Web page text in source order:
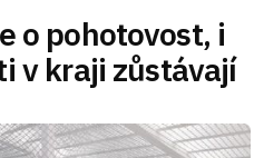
o pohotovost, i
v kraji zůstávají